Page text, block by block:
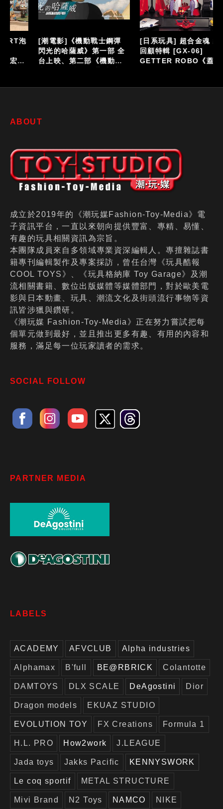
[潮電影]《機動戰士鋼彈
閃光的哈薩威》第一部 全
台上映、第二部《機動戰
[日系玩具] 超合金魂 總力
回顧特輯 [GX-06]
GETTER ROBO《蓋特機
ABOUT
成立於2019年的《潮玩媒Fashion-Toy-Media》電
子資訊平台，一直以來朝向提供豐富、專精、易懂、
有趣的玩具相關資訊為宗旨。
本團隊成員來自多領域專業資深編輯人。專擅雜誌書
籍專刊編輯製作及專案採訪，曾任台灣《玩具酷報
COOL TOYS》、《玩具格納庫 Toy Garage》及潮
流相關書籍、數位出版媒體等媒體部門，對於歐美電
影與日本動畫、玩具、潮流文化及街頭流行事物等資
訊皆涉獵與鑽研。
《潮玩媒 Fashion-Toy-Media》正在努力嘗試把每
個單元做到最好，並且推出更多有趣、有用的內容和
服務，滿足每一位玩家讀者的需求。
SOCIAL FOLLOW
PARTNER MEDIA
LABELS
ACADEMY AFVCLUB Alpha industries
Alphamax B'full BE@RBRICK Colantotte
DAMTOYS DLX SCALE DeAgostini Dior
Dragon models EKUAZ STUDIO
EVOLUTION TOY FX Creations Formula 1
H.L. PRO How2work J.LEAGUE
Jada toys Jakks Pacific KENNYSWORK
Le coq sportif METAL STRUCTURE
Mivi Brand N2 Toys NAMCO NIKE